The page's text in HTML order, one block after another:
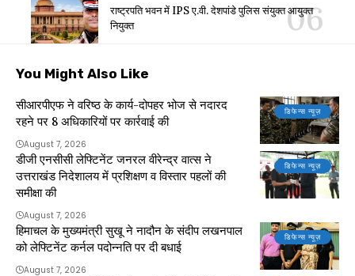
राष्ट्रपति भवन में IPS ए.वी. देशपांडे पुलिस संयुक्त आयुक्त
नियुक्त
You Might Also Like
डिफेन्स न्यूज़
सीआरपीएफ ने वरिष्ठ के कार्य-दोपहर भोज से नदारद
रहने पर 8 अधिकारियों पर कार्रवाई की
August 7, 2026
डिफेन्स न्यूज़
डीजी एनसीसी लेफ्टिनेंट जनरल वीरेन्द्र वात्स ने
उत्तराखंड निदेशालय में प्रशिक्षण व विस्तार पहलों की
समीक्षा की
August 7, 2026
डिफेन्स न्यूज़
हिमाचल के मुख्यमंत्री सुखू ने नादौन के संदीप लखनपाल
को लेफ्टिनेंट कर्नल पदोन्नति पर दी बधाई
August 7, 2026